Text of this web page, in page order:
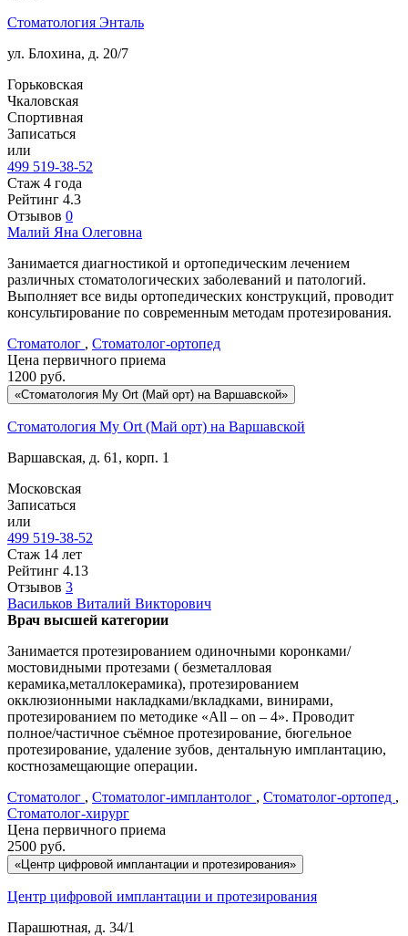
Стоматология Энталь
ул. Блохина, д. 20/7
Горьковская
Чкаловская
Спортивная
Записаться
или
499 519-38-52
Стаж 4 года
Рейтинг 4.3
Отзывов 0
Малий Яна Олеговна
Занимается диагностикой и ортопедическим лечением
различных стоматологических заболеваний и патологий.
Выполняет все виды ортопедических конструкций, проводит
консультирование по современным методам протезирования.
Стоматолог , Стоматолог-ортопед
Цена первичного приема
1200 руб.
«Стоматология My Ort (Май орт) на Варшавской»
Стоматология My Ort (Май орт) на Варшавской
Варшавская, д. 61, корп. 1
Московская
Записаться
или
499 519-38-52
Стаж 14 лет
Рейтинг 4.13
Отзывов 3
Васильков Виталий Викторович
Врач высшей категории
Занимается протезированием одиночными коронками/
мостовидными протезами ( безметалловая
керамика,металлокерамика), протезированием
окклюзионными накладками/вкладками, винирами,
протезированием по методике «All – on – 4». Проводит
полное/частичное съёмное протезирование, бюгельное
протезирование, удаление зубов, дентальную имплантацию,
костнозамещающие операции.
Стоматолог , Стоматолог-имплантолог , Стоматолог-ортопед ,
Стоматолог-хирург
Цена первичного приема
2500 руб.
«Центр цифровой имплантации и протезирования»
Центр цифровой имплантации и протезирования
Парашютная, д. 34/1